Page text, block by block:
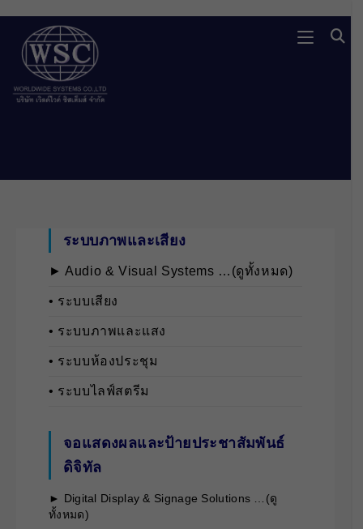
content
ระบบภาพและเสียง
► Audio & Visual Systems …(ดูทั้งหมด)
• ระบบเสียง
• ระบบภาพและแสง
• ระบบห้องประชุม
• ระบบไลฟ์สตรีม
จอแสดงผลและป้ายประชาสัมพันธ์
ดิจิทัล
► Digital Display & Signage Solutions …(ดู
ทั้งหมด)